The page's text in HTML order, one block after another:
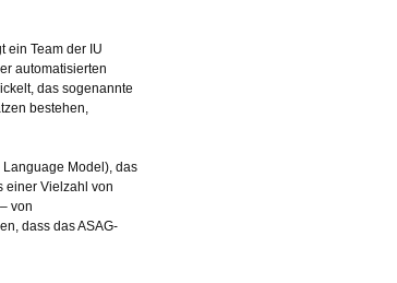
ein Team der IU
automatisierten
das sogenannte
bestehen,
Language Model), das
einer Vielzahl von
von
dass das ASAG-